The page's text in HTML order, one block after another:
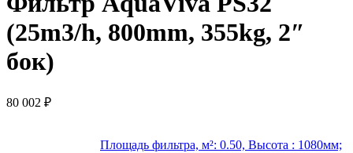
(25m3/h, 800mm, 355kg, 2″
бок)
80 002 ₽
Площадь фильтра, м²: 0.50, Высота : 1080мм;